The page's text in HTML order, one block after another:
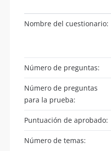
Nombre del cuestionario:
Número de preguntas:
Número de preguntas
para la prueba:
Puntuación de aprobado:
Número de temas: